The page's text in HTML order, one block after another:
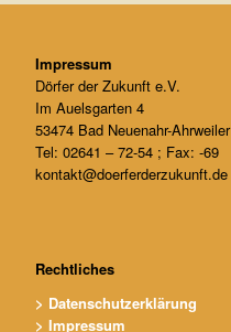
Impressum
Dörfer der Zukunft e.V.
Im Auelsgarten 4
53474 Bad Neuenahr-Ahrweiler
Tel: 02641 – 72-54 ; Fax: -69
kontakt@doerferderzukunft.de
Rechtliches
> Datenschutzerklärung
> Impressum